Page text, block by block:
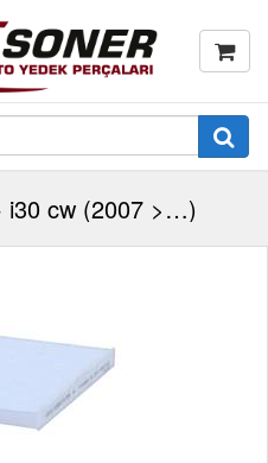
i30 cw (2007 >…)